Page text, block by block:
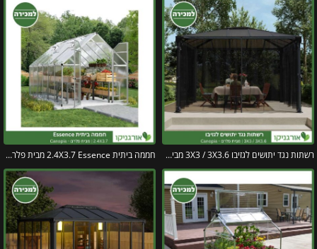
רשתות נגד יתושים לגזיבו 3X3 / 3X3.6 מבית פלרם – Canopia חממה ביתית 2.4X3.7 Essence מבית פלרם – Canopia